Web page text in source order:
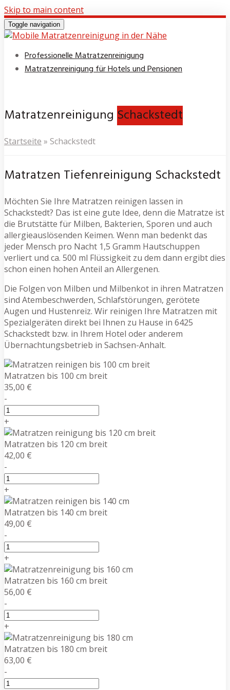
Skip to main content
Toggle navigation
Professionelle Matratzenreinigung
Matratzenreinigung für Hotels und Pensionen
Matratzenreinigung Schackstedt
Startseite » Schackstedt
Matratzen Tiefenreinigung Schackstedt
Möchten Sie Ihre Matratzen reinigen lassen in
Schackstedt? Das ist eine gute Idee, denn die Matratze ist
die Brutstätte für Milben, Bakterien, Sporen und auch
allergieauslösenden Keimen. Wenn man bedenkt das
jeder Mensch pro Nacht 1,5 Gramm Hautschuppen
verliert und ca. 500 ml Flüssigkeit zu dem dann ergibt dies
schon einen hohen Anteil an Allergenen.
Die Folgen von Milben und Milbenkot in ihren Matratzen
sind Atembeschwerden, Schlafstörungen, gerötete
Augen und Hustenreiz. Wir reinigen Ihre Matratzen mit
Spezialgeräten direkt bei Ihnen zu Hause in 6425
Schackstedt bzw. in Ihrem Hotel oder anderem
Übernachtungsbetrieb in Sachsen-Anhalt.
Matratzen bis 100 cm breit
35,00 €
-
+
Matratzen bis 120 cm breit
42,00 €
-
+
Matratzen bis 140 cm breit
49,00 €
-
+
Matratzen bis 160 cm breit
56,00 €
-
+
Matratzen bis 180 cm breit
63,00 €
-